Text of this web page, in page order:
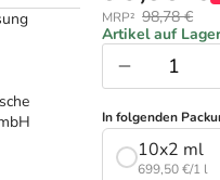
MRP² 98,78 €
Artikel auf
In folgenden
10x2 ml
699,50 €/1 l